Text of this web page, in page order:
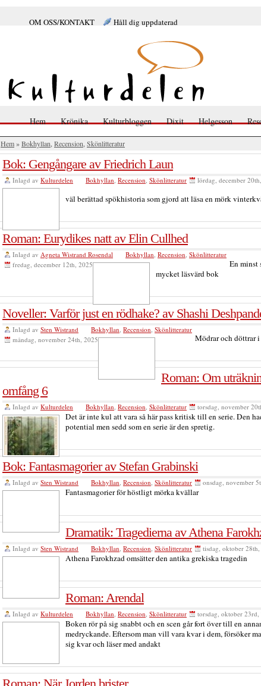
OM OSS/KONTAKT Håll dig uppdaterad
Hem Krönika Kulturbloggen Dixit Helgesson
Hem»Bokhyllan Recension Skönlitteratur
Bok: Gengångare av Friedrich Laun
Inlagd av Kulturdelen Bokhyllan, Recension, Skönlitteratur lördag, december
väl berättad spökhistoria som gjord att läsa en mörk
Roman: Eurydikes natt av Elin Cullhed
Inlagd av Agneta Wistrand Rosendal Bokhyllan, Recension, Skönlitteratur
fredag, december 12th, 2025
En minst
mycket läsvärd bok
Noveller: Varför just en rödhake? av Shashi
Inlagd av Sten Wistrand Bokhyllan Recension Skönlitteratur
måndag, november 24th, 2025
Mödrar och döttrar
Roman: Om
omfång 6
Inlagd av Kulturdelen Bokhyllan, Recension, Skönlitteratur torsdag, november
Det är inte kul att vara så här pass kritisk till en serie. Den
potential men sedd som en serie är den spretig.
Bok: Fantasmagorier av Stefan Grabinski
Inlagd av Sten Wistrand Bokhyllan, Recension, Skönlitteratur onsdag, november
Fantasmagorier för höstligt mörka kvällar
Dramatik: Tragedierna av Athena
Inlagd av Sten Wistrand Bokhyllan Recension Skönlitteratur tisdag, oktober
Athena Farokhzad omsätter den antika grekiska tragedin
Roman: Arendal
Inlagd av Kulturdelen Bokhyllan Recension Skönlitteratur torsdag, oktober 23rd,
Boken rör på sig snabbt och en scen går fort över till en
medryckande. Eftersom man vill vara kvar i dem, försöker
sig kvar och läser med andakt